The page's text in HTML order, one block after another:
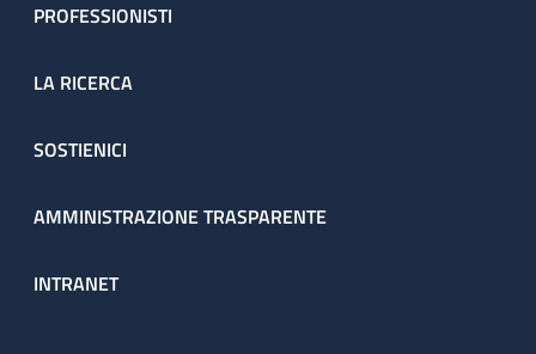
PROFESSIONISTI
LA RICERCA
SOSTIENICI
AMMINISTRAZIONE TRASPARENTE
INTRANET